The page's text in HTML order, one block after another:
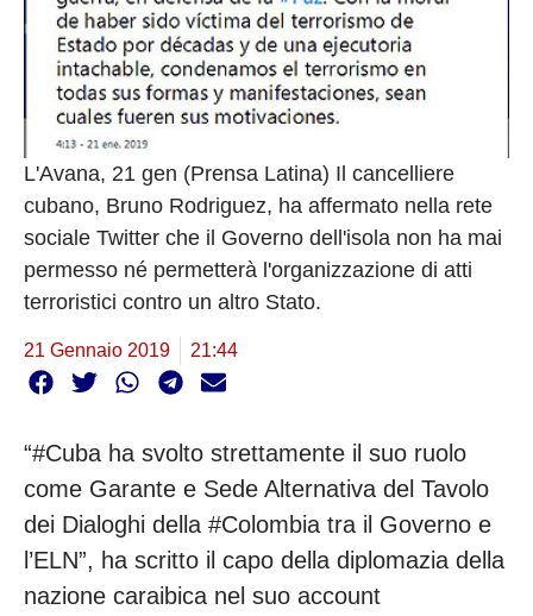
L'Avana, 21 gen (Prensa Latina) Il cancelliere
cubano, Bruno Rodriguez, ha affermato nella rete
sociale Twitter che il Governo dell'isola non ha mai
permesso né permetterà l'organizzazione di atti
terroristici contro un altro Stato.
21 Gennaio 2019 21:44
“#Cuba ha svolto strettamente il suo ruolo
come Garante e Sede Alternativa del Tavolo
dei Dialoghi della #Colombia tra il Governo e
l’ELN”, ha scritto il capo della diplomazia della
nazione caraibica nel suo account